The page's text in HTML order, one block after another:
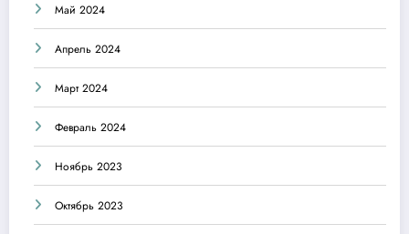
Май 2024
Апрель 2024
Март 2024
Февраль 2024
Ноябрь 2023
Октябрь 2023